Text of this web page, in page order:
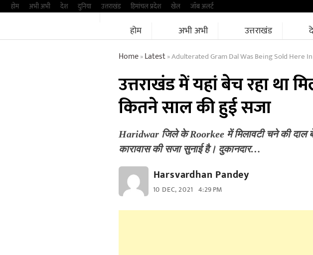
Skipहोम अभी अभी देश दुनिया उत्तराखंड हिमांचल प्रदेश खेल जॉब अलर्ट
होम अभी अभी उत्तराखंड
Home»Latest»Adulterated Gram Dal Was Being Sold Here In
उत्तराखंड में यहां बेच रहा था
कितने साल की हुई सजा
Haridwar जिले के Roorkee में मिलावटी चने की दाल
कारावास की सजा सुनाई है। दुकानदार…
Harsvardhan Pandey
10 DEC, 2021 4:29 PM